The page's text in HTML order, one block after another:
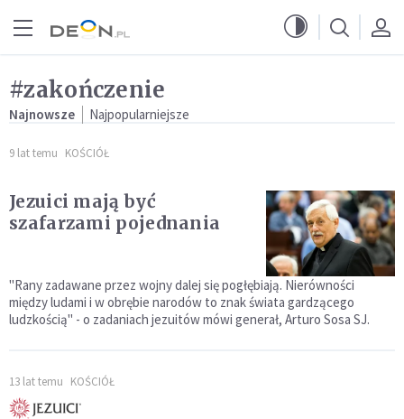
#zakończenie
Najnowsze Najpopularniejsze
9 lat temu KOŚCIÓŁ
Jezuici mają być
szafarzami pojednania
"Rany zadawane przez wojny dalej się pogłębiają. Nierówności
między ludami i w obrębie narodów to znak świata gardzącego
ludzkością" - o zadaniach jezuitów mówi generał, Arturo Sosa SJ.
13 lat temu KOŚCIÓŁ